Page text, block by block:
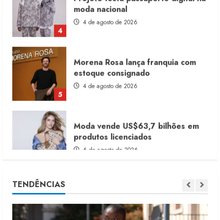
4 de agosto de 2026
estoque consignado
4 de agosto de 2026
1
produtos licenciados
6 de agosto de 2026
2
TENDÊNCIAS